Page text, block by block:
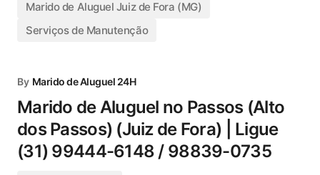
Marido de Aluguel Juiz de Fora (MG)
Serviços de Manutenção
By Marido de Aluguel 24H
Marido de Aluguel no Passos (Alto
dos Passos) (Juiz de Fora) | Ligue
(31) 99444-6148 / 98839-0735